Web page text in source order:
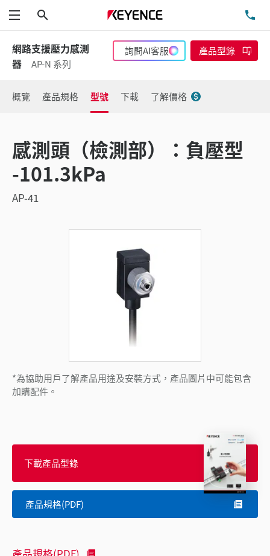
功能表
網路支援壓力感測
器
AP-N 系列
詢問AI客服 產品型錄
概覽 產品規格 型號 下載 了解價格
感測頭（檢測部）：負壓型
-101.3kPa
AP-41
*為協助用戶了解產品用途及安裝方式，產品圖片中可能包含
加購配件。
下載產品型錄
產品規格(PDF)